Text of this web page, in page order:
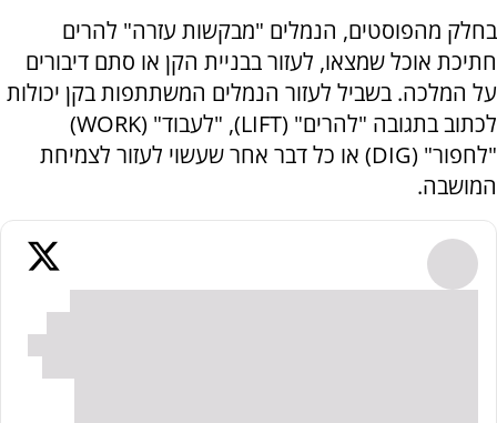
בחלק מהפוסטים, הנמלים "מבקשות עזרה" להרים
חתיכת אוכל שמצאו, לעזור בבניית הקן או סתם דיבורים
על המלכה. בשביל לעזור הנמלים המשתתפות בקן יכולות
לכתוב בתגובה "להרים" (LIFT), "לעבוד" (WORK
)
"לחפור" (DIG) או כל דבר אחר שעשוי לעזור לצמיחת
המושבה.